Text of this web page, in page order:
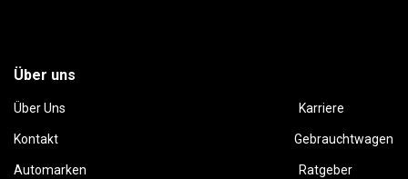
Über uns
Über Uns Karriere
Kontakt Gebrauchtwagen
Automarken Ratgeber